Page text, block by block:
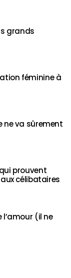
grands
féminine à
ne va sûrement
prouvent
aux célibataires
l’amour (il ne